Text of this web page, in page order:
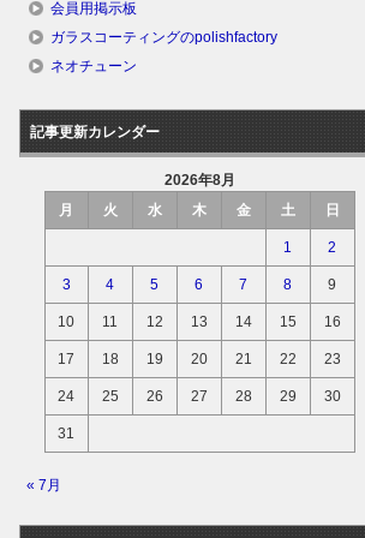
会員用掲示板
ガラスコーティングのpolishfactory
ネオチューン
記事更新カレンダー
2026年8月
月
火 水 木 金 土 日
1 2
3 4 5 6 7 8 9
10 11 12 13 14 15 16
17 18 19 20 21 22 23
24 25 26 27 28 29 30
31
« 7月